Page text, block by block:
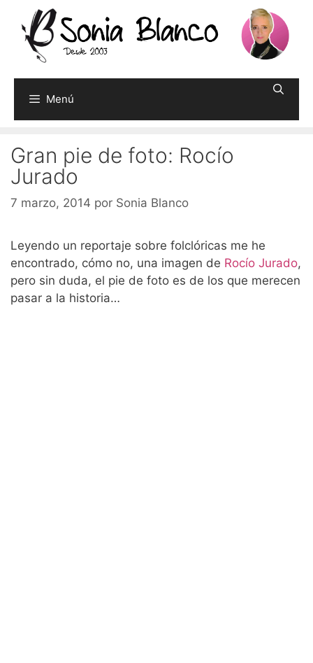
contenido
Menú
Gran pie de foto: Rocío
Jurado
7 marzo, 2014 por Sonia Blanco
Leyendo un reportaje sobre folclóricas me he
encontrado, cómo no, una imagen de Rocío Jurado,
pero sin duda, el pie de foto es de los que merecen
pasar a la historia…